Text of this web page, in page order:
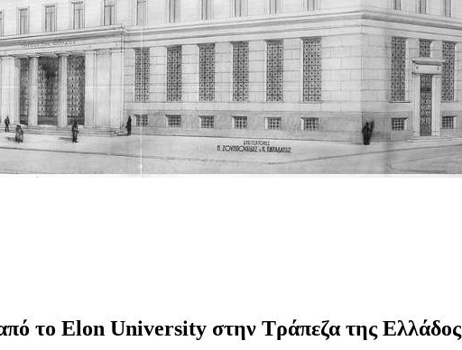
το Elon University στην Τράπεζα της Ελλάδος